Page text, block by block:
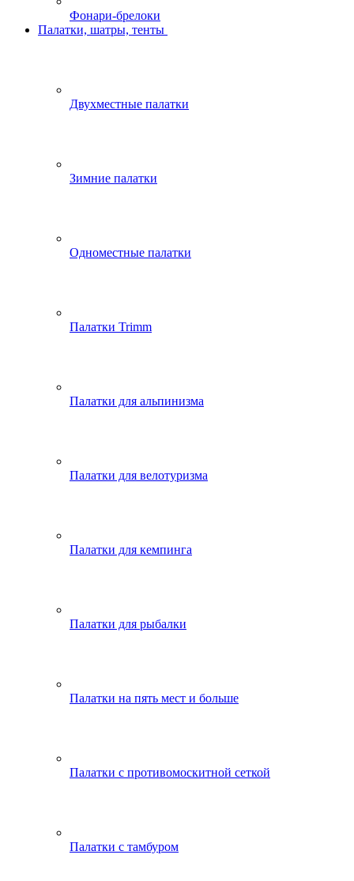
Фонари-брелоки
Палатки, шатры, тенты
Двухместные палатки
Зимние палатки
Одноместные палатки
Палатки Trimm
Палатки для альпинизма
Палатки для велотуризма
Палатки для кемпинга
Палатки для рыбалки
Палатки на пять мест и больше
Палатки с противомоскитной сеткой
Палатки с тамбуром